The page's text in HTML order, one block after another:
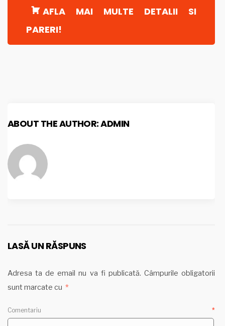
AFLA MAI MULTE DETALII SI
PARERI!
ABOUT THE AUTHOR:ADMIN
LASĂ UN RĂSPUNS
Adresa ta de email nu va fi publicată. Câmpurile obligatorii
sunt marcate cu *
Comentariu *